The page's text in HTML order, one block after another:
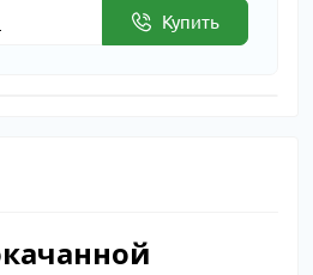
Купить